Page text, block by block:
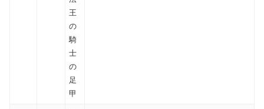
王
の
騎
士
の
足
甲